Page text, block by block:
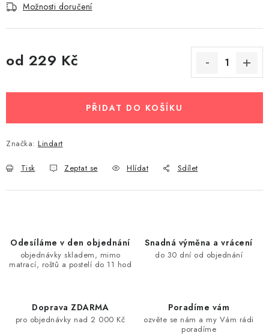
Možnosti doručení
od 229 Kč
PŘIDAT DO KOŠÍKU
Značka: Lindart
Tisk Zeptat se Hlídat Sdílet
Odesíláme v den objednání
objednávky skladem, mimo
matrací, roštů a postelí do 11 hod
Snadná výměna a vrácení
do 30 dní od objednání
Doprava ZDARMA
pro objednávky nad 2 000 Kč
Poradíme vám
ozvěte se nám a my Vám rádi
poradíme